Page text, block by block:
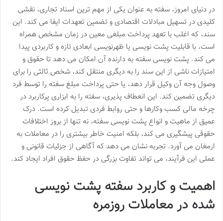
در دنیای امروز، سفته به عنوان یکی از مهم ترین اسناد تجاری، نقشی
کلیدی در تسهیل مبادلات اقتصادی و تضمین تعهدات ایفا می کند. این
سند، که اغلب با تعهد پرداخت مبلغی معین در زمان مشخص همراه
است، با قابلیت پشت نویسی یا ظهرنویسی ابعادی تازه و کاربردی پیدا
می کند. پشت نویسی سفته به دارنده آن امکان می دهد تا حقوق و
امتیازات ناشی از این سند را به دیگری منتقل کند، شخص ثالثی را برای
وصول وجه آن وکیل قرار دهد، یا حتی پرداخت مبلغ سفته را توسط فرد
دیگری تضمین کند. این انعطاف پذیری، سفته را به ابزاری پرکاربرد در
چرخه مالی کسب وکارها و حتی روابط فردی تبدیل کرده است. درک
عمیق از ماهیت و انواع پشت نویسی سفته، نه تنها از بروز اختلافات
حقوقی پیشگیری می کند، بلکه امنیت خاطر بیشتری را در معاملات به
ارمغان می آورد. تجربه نشان می دهد که آگاهی از جزئیات قانونی و
عملی این فرآیند، می تواند تفاوت بزرگی در حفظ حقوق افراد ایجاد کند.
اهمیت و کاربرد سفته پشت نویسی
شده در معاملات روزمره